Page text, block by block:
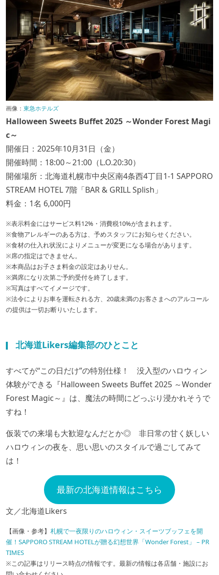
画像： 東急ホテルズ
Halloween Sweets Buffet 2025 ～Wonder Forest Magi
c～
開催日：2025年10月31日（金）
開催時間：18:00～21:00（L.O.20:30）
開催場所：北海道札幌市中央区南4条西4丁目1-1 SAPPORO
STREAM HOTEL 7階「BAR & GRILL Splish」
料金：1名 6,000円
※表示料金にはサービス料12%・消費税10%が含まれます。
※食物アレルギーのある方は、予めスタッフにお知らせください。
※食材の仕入れ状況によりメニューが変更になる場合があります。
※席の指定はできません。
※本商品はお子さま料金の設定はありせん。
※満席になり次第ご予約受付を終了します。
※写真はすべてイメージです。
※法令によりお車を運転される方、20歳未満のお客さまへのアルコール
の提供は一切お断りいたします。
北海道Likers編集部のひとこと
すべてが“この日だけ”の特別仕様！ 没入型のハロウィン
体験ができる『Halloween Sweets Buffet 2025 ～Wonder
Forest Magic～』は、魔法の時間にどっぷり浸かれそうで
すね！
仮装での来場も大歓迎なんだとか◎ 非日常の甘く妖しい
ハロウィンの夜を、思い思いのスタイルで過ごしてみて
は！
最新の北海道情報はこちら
文／北海道Likers
【画像・参考】 札幌で一夜限りのハロウィン・スイーツブッフェを開
催！SAPPORO STREAM HOTELが贈る幻想世界「Wonder Forest」 – PR
TIMES
※この記事はリリース時点の情報です。最新の情報は各店舗・施設にお